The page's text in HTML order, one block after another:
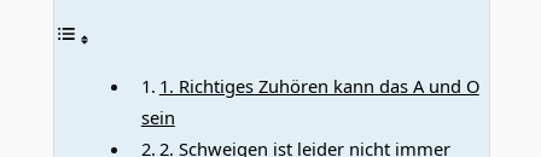
1. Richtiges Zuhören kann das A und O
sein
2. Schweigen ist leider nicht immer